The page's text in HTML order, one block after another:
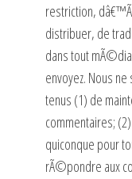
restriction,
distribuer, de
dans tout
envoyez. Nous
tenus (1) de
commentaires;
quiconque pour
rÃ©pondre aux